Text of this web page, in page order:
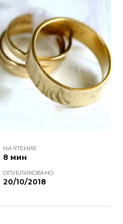
НА ЧТЕНИЕ
8 мин
ОПУБЛИКОВАНО
20/10/2018